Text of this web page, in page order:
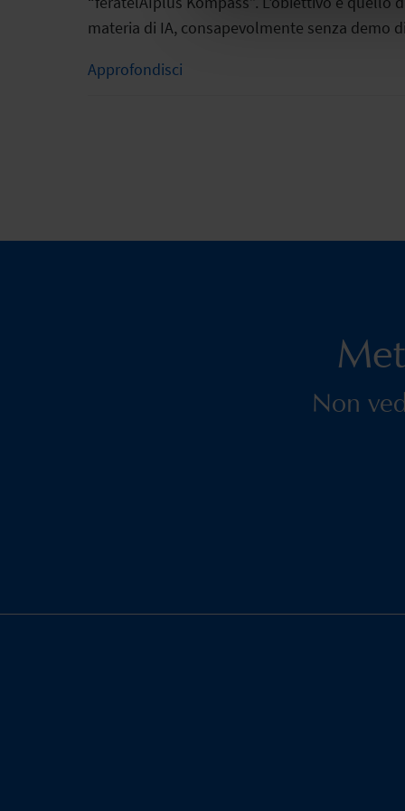
materia di IA, consapevolmente senza demo
Approfondisci
Non